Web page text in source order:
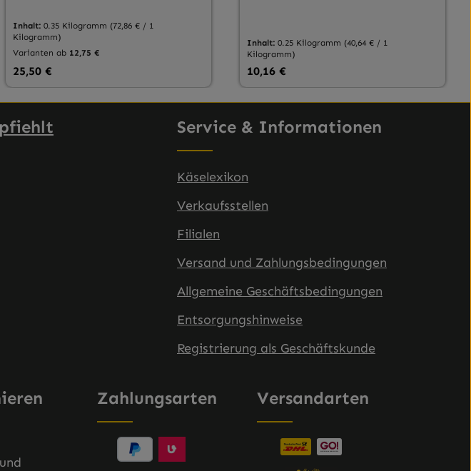
Inhalt:0.35 Kilogramm (72,86 € / 1
Kilogramm)
Varianten ab 12,75 €
Regulärer Preis:
25,50 €
Inhalt:0.25 Kilogramm (40,64 € / 1
Kilogramm)
Regulärer Preis:
10,16 €
Service & Informationen
Käselexikon
Verkaufsstellen
Filialen
Versand und Zahlungsbedingungen
Allgemeine Geschäftsbedingungen
Entsorgungshinweise
Registrierung als Geschäftskunde
Zahlungsarten Versandarten